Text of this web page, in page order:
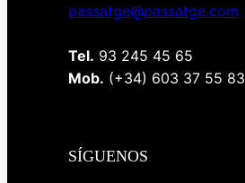
passatge@passatge.com
Tel. 93 245 45 65
Mob. (+34) 603 37 55 83
SÍGUENOS